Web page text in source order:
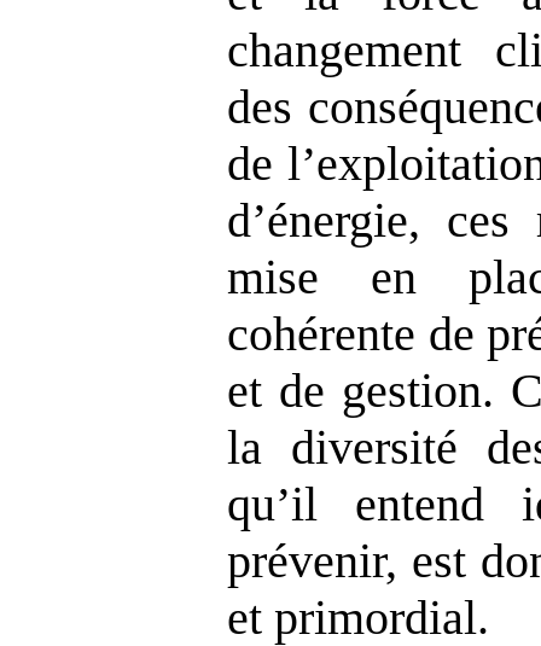
changement
des
de
d’énergie,
mise en
cohérente de
et de gestion.
la diversité
qu’il entend
prévenir, est
et primordial.